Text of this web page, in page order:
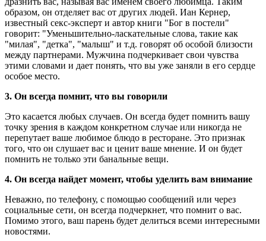
образом, он отделяет вас от других людей. Иан Кернер,
известный секс-эксперт и автор книги "Бог в постели"
говорит: "Уменьшительно-ласкательные слова, такие как
"милая", "детка", "малыш" и т.д. говорят об особой близости
между партнерами. Мужчина подчеркивает свои чувства
этими словами и дает понять, что вы уже заняли в его сердце
особое место.
3. Он всегда помнит, что вы говорили
Это касается любых случаев. Он всегда будет помнить вашу
точку зрения в каждом конкретном случае или никогда не
перепутает ваше любимое блюдо в ресторане. Это признак
того, что он слушает вас и ценит ваше мнение. И он будет
помнить не только эти банальные вещи.
4. Он всегда найдет момент, чтобы уделить вам внимание
Неважно, по телефону, с помощью сообщений или через
социальные сети, он всегда подчеркнет, что помнит о вас.
Помимо этого, ваш парень будет делиться всеми интересными
новостями.